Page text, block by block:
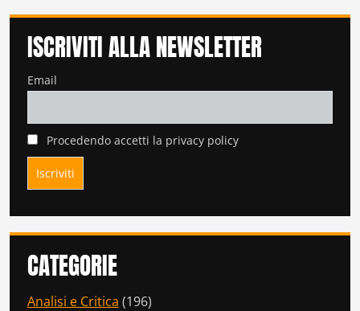
ISCRIVITI ALLA NEWSLETTER
Email
Procedendo accetti la privacy policy
CATEGORIE
Analisi e Critica (196)